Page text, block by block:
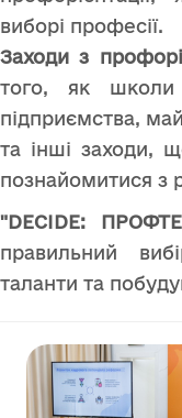
виборі професії.
Заходи з
того, як школи
підприємства,
та інші заходи,
познайомитися з
"DECIDE:
правильний
таланти та